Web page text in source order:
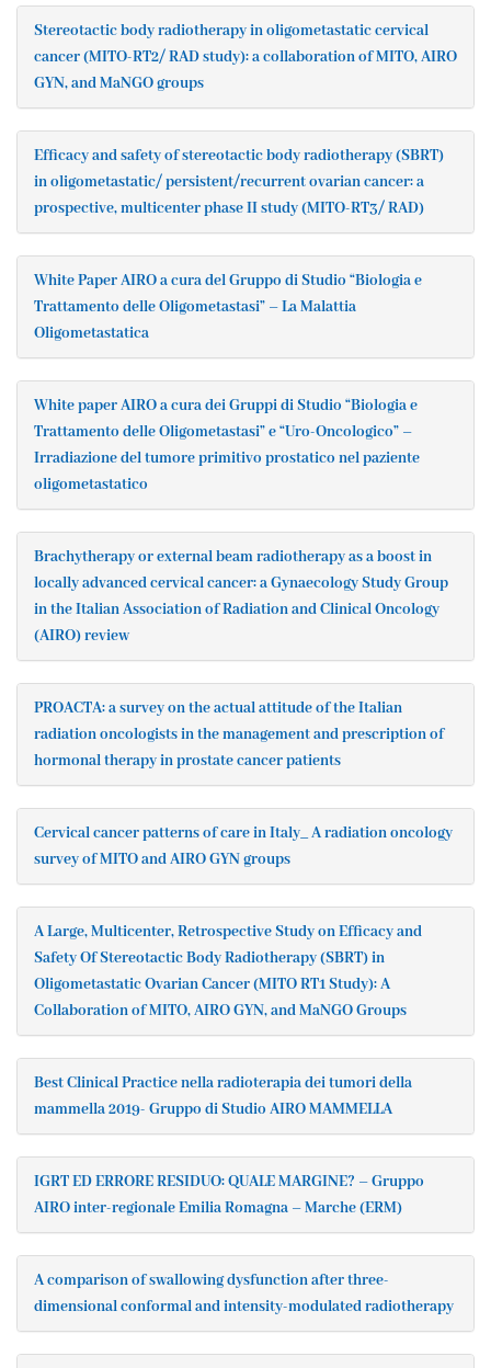
Stereotactic body radiotherapy in oligometastatic cervical
cancer (MITO-RT2/ RAD study): a collaboration of MITO, AIRO
GYN, and MaNGO groups
Efficacy and safety of stereotactic body radiotherapy (SBRT)
in oligometastatic/ persistent/recurrent ovarian cancer: a
prospective, multicenter phase II study (MITO-RT3/ RAD)
White Paper AIRO a cura del Gruppo di Studio “Biologia e
Trattamento delle Oligometastasi” – La Malattia
Oligometastatica
White paper AIRO a cura dei Gruppi di Studio “Biologia e
Trattamento delle Oligometastasi” e “Uro-Oncologico” –
Irradiazione del tumore primitivo prostatico nel paziente
oligometastatico
Brachytherapy or external beam radiotherapy as a boost in
locally advanced cervical cancer: a Gynaecology Study Group
in the Italian Association of Radiation and Clinical Oncology
(AIRO) review
PROACTA: a survey on the actual attitude of the Italian
radiation oncologists in the management and prescription of
hormonal therapy in prostate cancer patients
Cervical cancer patterns of care in Italy_ A radiation oncology
survey of MITO and AIRO GYN groups
A Large, Multicenter, Retrospective Study on Efficacy and
Safety Of Stereotactic Body Radiotherapy (SBRT) in
Oligometastatic Ovarian Cancer (MITO RT1 Study): A
Collaboration of MITO, AIRO GYN, and MaNGO Groups
Best Clinical Practice nella radioterapia dei tumori della
mammella 2019- Gruppo di Studio AIRO MAMMELLA
IGRT ED ERRORE RESIDUO: QUALE MARGINE? – Gruppo
AIRO inter-regionale Emilia Romagna – Marche (ERM)
A comparison of swallowing dysfunction after three-
dimensional conformal and intensity-modulated radiotherapy